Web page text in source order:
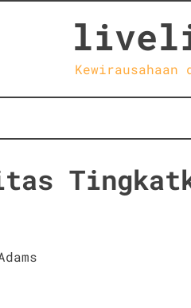
Kewirausahaan